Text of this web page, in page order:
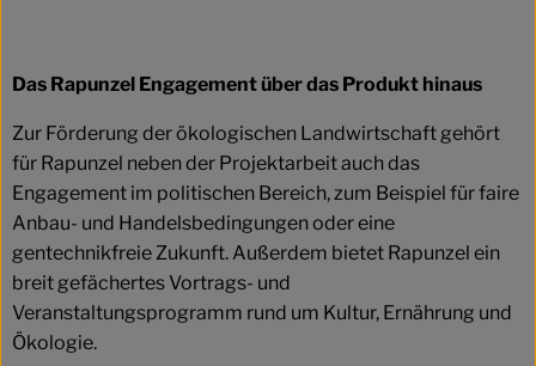
Das Rapunzel Engagement über das Produkt hinaus
Zur Förderung der ökologischen Landwirtschaft gehört
für Rapunzel neben der Projektarbeit auch das
Engagement im politischen Bereich, zum Beispiel für faire
Anbau- und Handelsbedingungen oder eine
gentechnikfreie Zukunft. Außerdem bietet Rapunzel ein
breit gefächertes Vortrags- und
Veranstaltungsprogramm rund um Kultur, Ernährung und
Ökologie.